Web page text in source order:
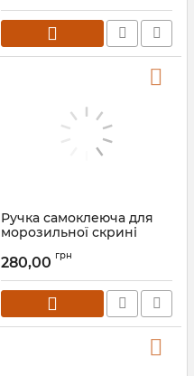
Ручка самоклеюча для
морозильної скрині
280,00 грн